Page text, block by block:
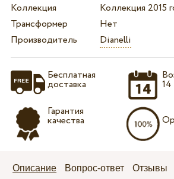
Коллекция
Коллекция 2015
Трансформер
Нет
Производитель
Dianelli
Бесплатная
доставка
Гарантия
качества
Описание Вопрос-ответ Отзывы